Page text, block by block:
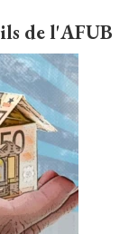
de l'AFUB